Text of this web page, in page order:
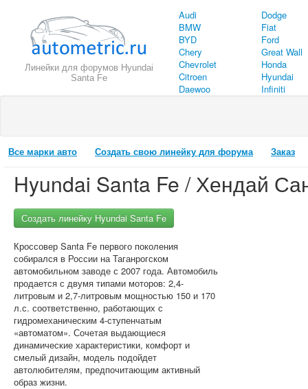
Линейки для форумов Hyundai
Santa Fe
Audi
BMW
BYD
Chery
Chevrolet
Citroen
Daewoo
Dodge
Fiat
Ford
Great Wall
Honda
Hyundai
Infiniti
Все марки авто Создать свою линейку для форума Заказ
Hyundai Santa Fe / Хендай
Создать линейку Hyundai Santa Fe
Кроссовер Santa Fe первого поколения
собирался в России на Таганрогском
автомобильном заводе с 2007 года. Автомобиль
продается с двумя типами моторов: 2,4-
литровым и 2,7-литровым мощностью 150 и 170
л.с. соответственно, работающих с
гидромеханическим 4-ступенчатым
«автоматом». Сочетая выдающиеся
динамические характеристики, комфорт и
смелый дизайн, модель подойдет
автолюбителям, предпочитающим активный
образ жизни.